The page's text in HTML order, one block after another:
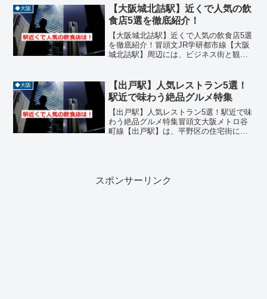
人が訪れるグルメスポットです。ホテル
レストランのブッフ...
◆大阪
【大阪城北詰駅】近くで人気の飲
食店5選を徹底紹介！
【大阪城北詰駅】近くで人気の飲食店5選
を徹底紹介！冒頭文JR学研都市線【大阪
城北詰駅】周辺には、ビジネス街と観光
焼肉、ビストロ、創作お好み焼き、ワイ
ンバーなどジャンルも...
◆大阪
【出戸駅】人気レストラン5選！
駅近で味わう絶品グルメ特集
【出戸駅】人気レストラン5選！駅近で味
わう絶品グルメ特集冒頭文大阪メトロ谷
町線【出戸駅】は、平野区の住宅街に位
スポンサーリンク